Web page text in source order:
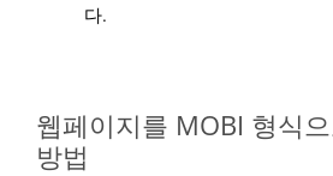
다.
웹페이지를 MOBI 형식
방법